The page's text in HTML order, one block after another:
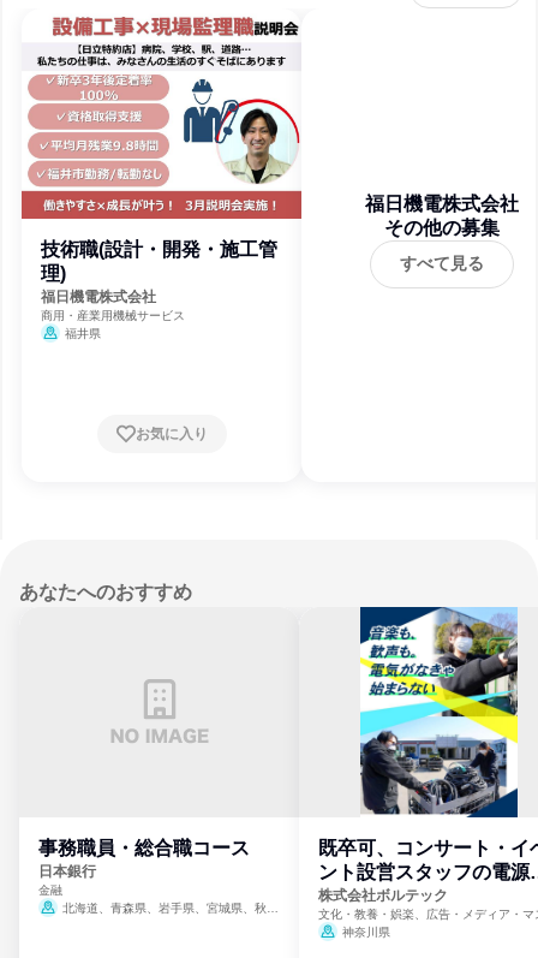
技術職(設計・開発・施工管
理)
福日機電株式会社
商用・産業用機械サービス
福井県
お気に入り
福日機電株式会社
その他の募集
すべて見る
あなたへのおすすめ
事務職員・総合職コース
日本銀行
金融
北海道、青森県、岩手県、宮城県、秋田
既卒可、コンサート・イ
ント設営スタッフの電源
門
株式会社ボルテック
文化・教養・娯楽、広告・メディア・マ
ミ、電力・ガス・水道・エネルギー
神奈川県